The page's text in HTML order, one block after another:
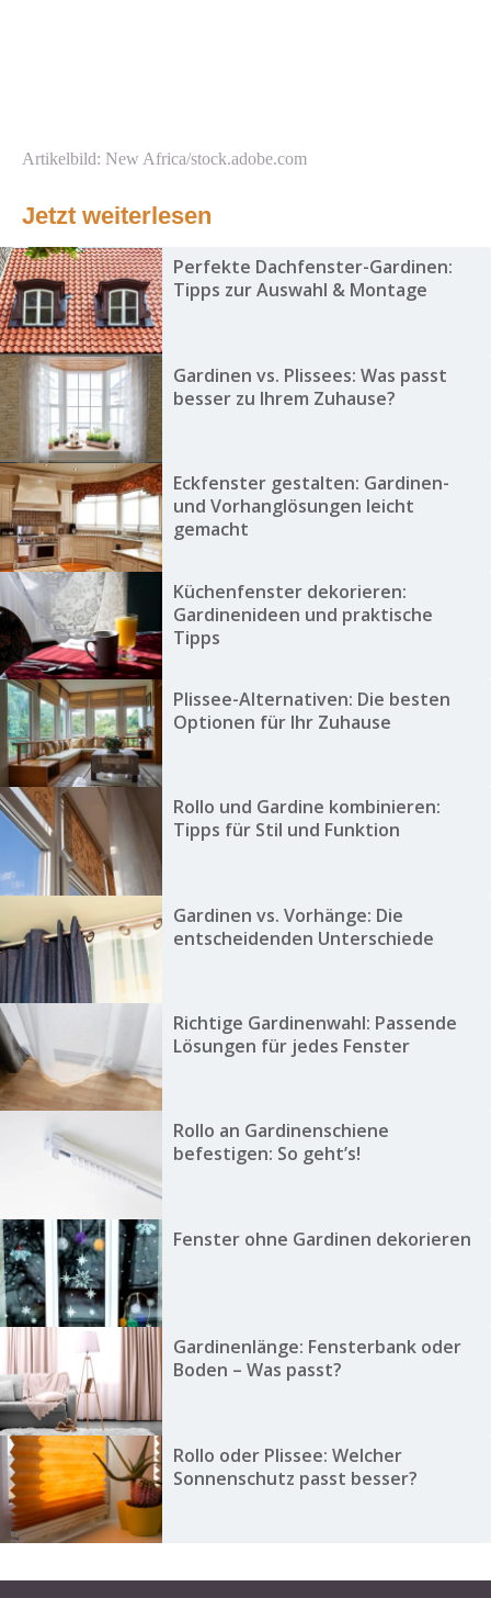
Artikelbild: New Africa/stock.adobe.com
Jetzt weiterlesen
Perfekte Dachfenster-Gardinen:
Tipps zur Auswahl & Montage
Gardinen vs. Plissees: Was passt
besser zu Ihrem Zuhause?
Eckfenster gestalten: Gardinen-
und Vorhanglösungen leicht
gemacht
Küchenfenster dekorieren:
Gardinenideen und praktische
Tipps
Plissee-Alternativen: Die besten
Optionen für Ihr Zuhause
Rollo und Gardine kombinieren:
Tipps für Stil und Funktion
Gardinen vs. Vorhänge: Die
entscheidenden Unterschiede
Richtige Gardinenwahl: Passende
Lösungen für jedes Fenster
Rollo an Gardinenschiene
befestigen: So geht’s!
Fenster ohne Gardinen dekorieren
Gardinenlänge: Fensterbank oder
Boden – Was passt?
Rollo oder Plissee: Welcher
Sonnenschutz passt besser?